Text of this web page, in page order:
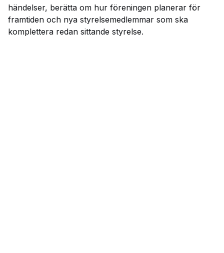
händelser, berätta om hur föreningen planerar för
framtiden och nya styrelsemedlemmar som ska
komplettera redan sittande styrelse.